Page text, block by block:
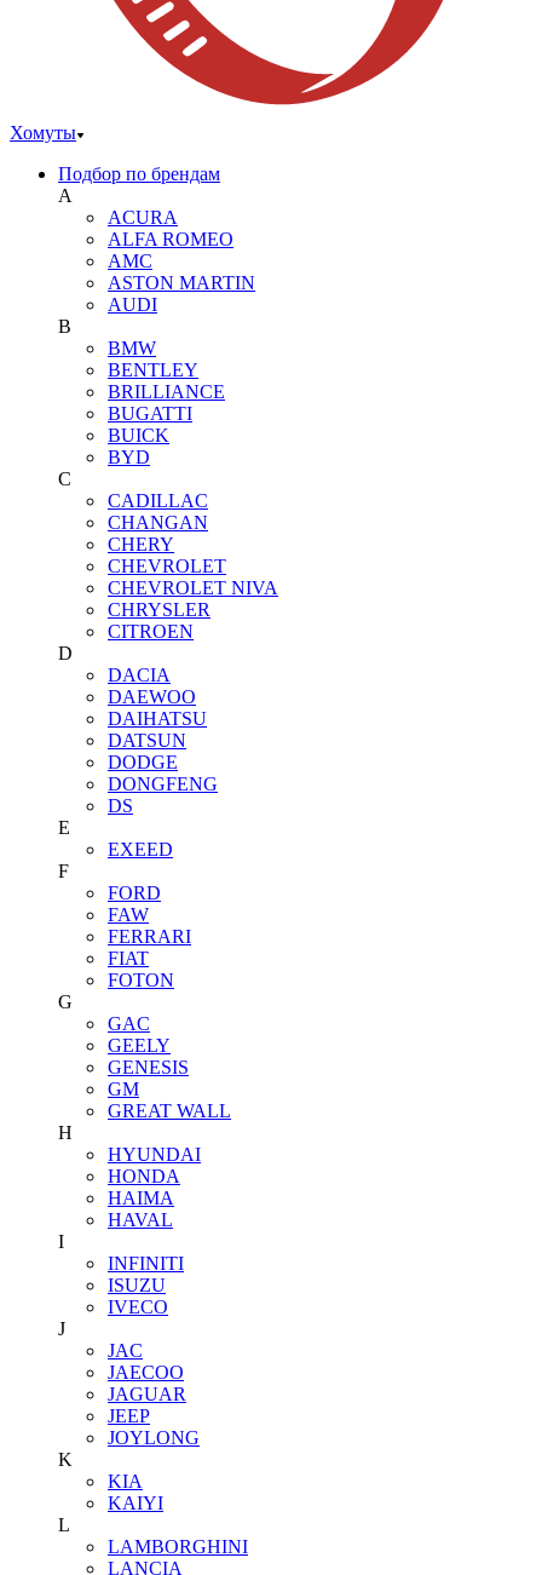
Хомуты
Подбор по брендам
A
ACURA
ALFA ROMEO
AMC
ASTON MARTIN
AUDI
B
BMW
BENTLEY
BRILLIANCE
BUGATTI
BUICK
BYD
C
CADILLAC
CHANGAN
CHERY
CHEVROLET
CHEVROLET NIVA
CHRYSLER
CITROEN
D
DACIA
DAEWOO
DAIHATSU
DATSUN
DODGE
DONGFENG
DS
E
EXEED
F
FORD
FAW
FERRARI
FIAT
FOTON
G
GAC
GEELY
GENESIS
GM
GREAT WALL
H
HYUNDAI
HONDA
HAIMA
HAVAL
I
INFINITI
ISUZU
IVECO
J
JAC
JAECOO
JAGUAR
JEEP
JOYLONG
K
KIA
KAIYI
L
LAMBORGHINI
LANCIA